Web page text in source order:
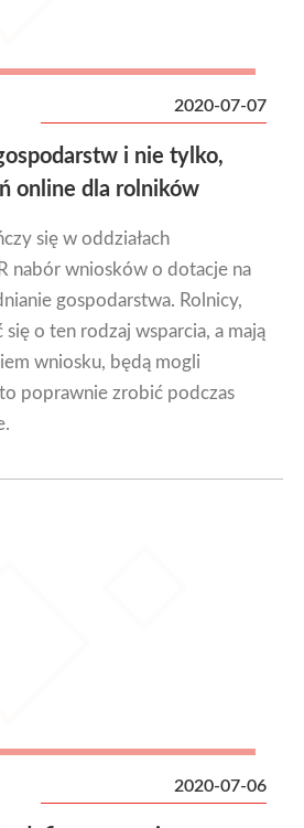
2020-07-07
i nie tylko,
online dla rolników
się w oddziałach
nabór wniosków o dotacje na
gospodarstwa. Rolnicy,
o ten rodzaj wsparcia, a mają
wniosku, będą mogli
poprawnie zrobić podczas
2020-07-06